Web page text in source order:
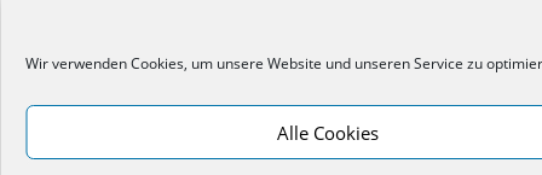
Wir verwenden Cookies, um unsere Website und unseren Service zu
Alle Cookies